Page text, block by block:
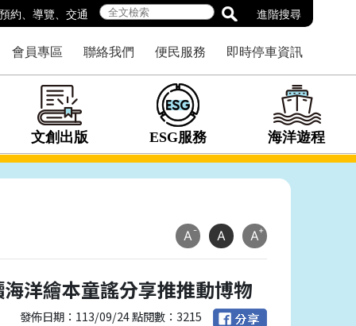
預約 導覽 交通 進階搜尋
會員專區 聯絡我們 便民服務 即時停車資訊
文創出版 ESG服務 海洋遊程
A- A A+
洋繪本童謠分享推推動博物
發佈日期：113/09/24 點閱數：3215